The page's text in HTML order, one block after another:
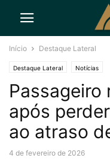
Início Destaque Lateral
Destaque Lateral Notícias
Passageiro
após
ao atraso
4 de fevereiro de 2026